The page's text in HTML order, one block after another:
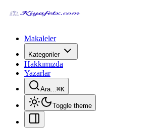
Makaleler
Kategoriler
Hakkımızda
Yazarlar
Ara...⌘K
Toggle theme